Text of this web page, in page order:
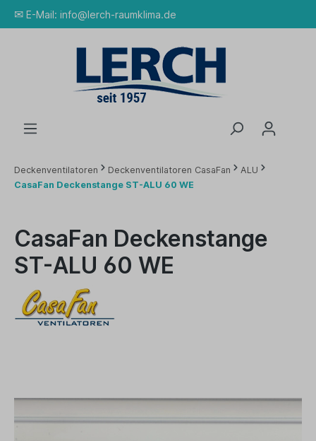
✉ E-Mail: info@lerch-raumklima.de
Deckenventilatoren Deckenventilatoren CasaFan
ALU
CasaFan Deckenstange ST-ALU 60 WE
CasaFan Deckenstange
ST-ALU 60 WE